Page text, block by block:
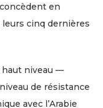
en
cinq dernières
haut niveau —
de résistance
avec l’Arabie